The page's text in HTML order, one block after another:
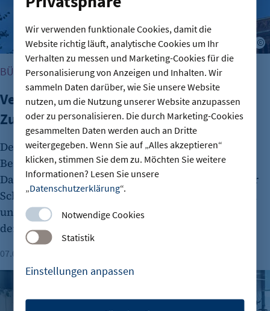
Wir verwenden funktionale Cookies, damit die
Website richtig läuft, analytische Cookies um Ihr
Verhalten zu messen und Marketing-Cookies für die
Personalisierung von Anzeigen und Inhalten. Wir
sammeln Daten darüber, wie Sie unsere Website
nutzen, um die Nutzung unserer Website anzupassen
oder zu personalisieren. Die durch Marketing-Cookies
gesammelten Daten werden auch an Dritte
weitergegeben. Wenn Sie auf „Alles akzeptieren“
klicken, stimmen Sie dem zu. Möchten Sie weitere
Informationen? Lesen Sie unsere
„Datenschutzerklärung“.
Notwendige Cookies
Statistik
Einstellungen anpassen
BÜROKRATIE
Verwaltungsreform:
Zuständigkeitskatalog online
Der Zuständigkeitskatalog für alle Aufgaben der
Berliner Verwaltung ist ab sofort als Online-
Datenbank verfügbar. Das Projekt ist ein wichtiger
Schritt bei der Umsetzung der Verwaltungsreform
und schafft entsprechende Transparenz betreffs
derAufgabenverteilung.
07.08.2026
Gründungszahlen steigen, Bürokratie bleibt größte Hürde